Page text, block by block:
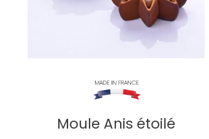
Moule Anis étoilé